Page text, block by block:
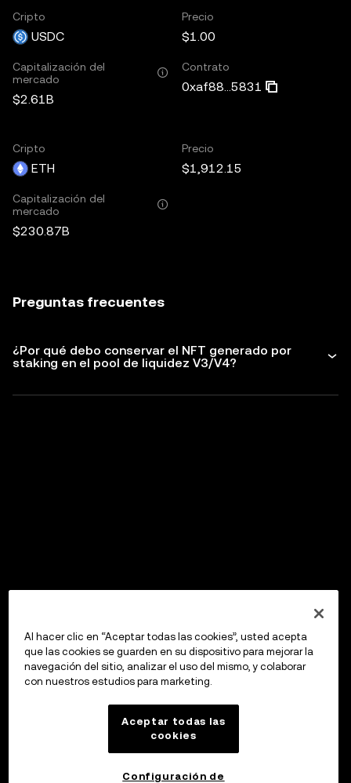
Cripto
USDC
Precio
$1.00
Capitalización del
mercado
$2.61B
Contrato
0xaf88...5831
Cripto
ETH
Precio
$1,912.15
Capitalización del
mercado
$230.87B
Preguntas frecuentes
¿Por qué debo conservar el NFT generado por
staking en el pool de liquidez V3/V4?
Al hacer clic en “Aceptar todas las cookies”, usted acepta
que las cookies se guarden en su dispositivo para mejorar la
navegación del sitio, analizar el uso del mismo, y colaborar
con nuestros estudios para marketing.
Aceptar todas las
cookies
Configuración de